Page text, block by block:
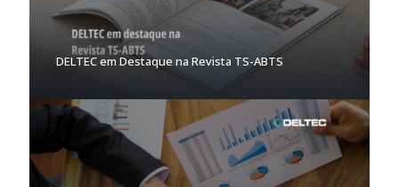
DELTEC em Destaque na Revista TS-ABTS